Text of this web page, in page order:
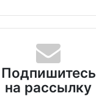
Подпишитесь
на рассылку